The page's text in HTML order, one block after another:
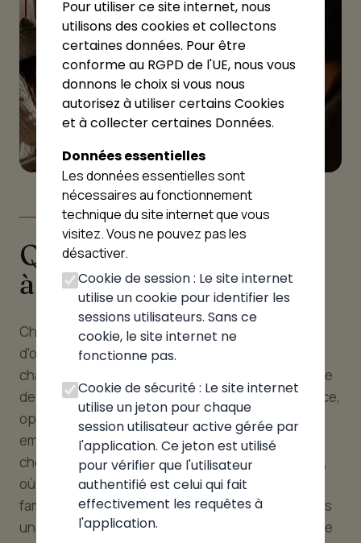
LE GUIDE
Quelle pizzeria choisir
à Gruffy
Choisir la bonne pizzeria à Gruffy est une affaire
d'occasion et de préférences personnelles. À
chaque moment de la journée, correspond un style
de pizzéria différent. Pour un déjeuner sur le pouce,
optez pour les adresses proposant un service à
emporter efficace. Pour un dîner en famille,
choisissez une pizzeria proposant un large choix,
où tous les goûts sont satisfaits, avec un accueil
familial. Pour une soirée à deux, tournez-vous vers
une adresse à la décoration soignée, avec terrasse
Pour utiliser ce site internet, nous
utilisons des cookies et collectons
certaines données. Pour être
conforme au RGPD de l'UE, nous vous
donnons le choix si vous nous
autorisez à utiliser certains Cookies
et à collecter certaines Données.
Données essentielles
Les données essentielles sont
nécessaires au fonctionnement
technique du site internet que vous
visitez. Vous ne pouvez pas les
désactiver.
Cookie de session : Le site internet
utilise un cookie pour identifier les
sessions utilisateurs. Sans ce
cookie, le site internet ne
fonctionne pas.
Cookie de sécurité : Le site internet
utilise un jeton pour chaque
session utilisateur active gérée par
l'application. Ce jeton est utilisé
pour vérifier que l'utilisateur
authentifié est celui qui fait
effectivement les requêtes à
l'application.